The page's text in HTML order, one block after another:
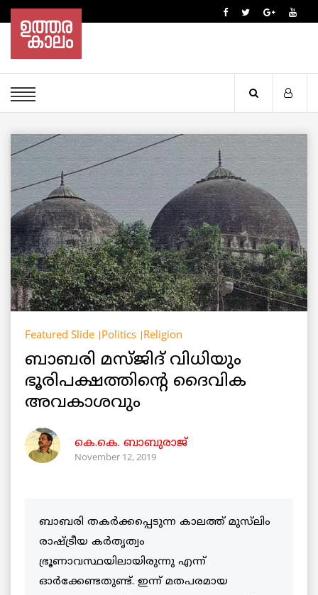
Featured Slide Politics Religion
ബാബരി മസ്ജിദ് വിധിയും
ഭൂരിപക്ഷത്തിന്റെ ദൈവിക
അവകാശവും
കെ.കെ. ബാബുരാജ്‌
November 12, 2019
ബാബരി തകർക്കപ്പെടുന്ന കാലത്ത് മുസ്‌ലിം
രാഷ്ട്രീയ കർതൃത്വം
ഭ്രൂണാവസ്ഥയിലായിരുന്നു എന്ന്
ഓർക്കേണ്ടതുണ്ട്. ഇന്ന് മതപരമായ